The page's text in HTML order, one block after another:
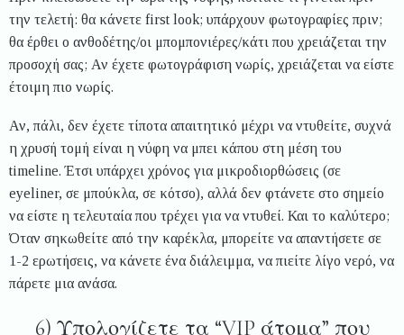
την τελετή: θα κάνετε first look; υπάρχουν φωτογραφίες πριν;
θα έρθει ο ανθοδέτης/οι μπομπονιέρες/κάτι που χρειάζεται την
προσοχή σας; Αν έχετε φωτογράφιση νωρίς, χρειάζεται να είστε
έτοιμη πιο νωρίς.
Αν, πάλι, δεν έχετε τίποτα απαιτητικό μέχρι να ντυθείτε, συχνά
η χρυσή τομή είναι η νύφη να μπει κάπου στη μέση του
timeline. Έτσι υπάρχει χρόνος για μικροδιορθώσεις (σε
eyeliner, σε μπούκλα, σε κότσο), αλλά δεν φτάνετε στο σημείο
να είστε η τελευταία που τρέχει για να ντυθεί. Και το καλύτερο;
Όταν σηκωθείτε από την καρέκλα, μπορείτε να απαντήσετε σε
1-2 ερωτήσεις, να κάνετε ένα διάλειμμα, να πιείτε λίγο νερό, να
πάρετε μια ανάσα.
6) Υπολογίζετε τα “VIP άτομα” που